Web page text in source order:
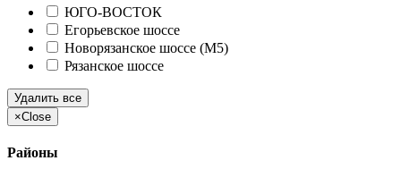
ЮГО-ВОСТОК
Егорьевское шоссе
Новорязанское шоссе (М5)
Рязанское шоссе
Удалить все
×Close
Районы